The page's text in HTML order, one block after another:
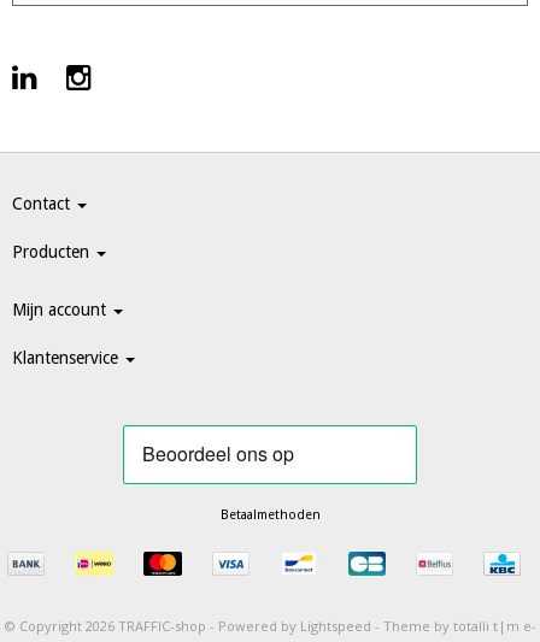
Contact
Producten
Mijn account
Klantenservice
Betaalmethoden
© Copyright 2026 TRAFFIC-shop - Powered by Lightspeed - Theme by totalli t|m e-